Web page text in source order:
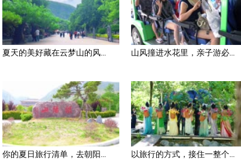
夏天的美好藏在云梦山的风... 山风撞进水花里，亲子游必...
你的夏日旅行清单，去朝阳... 以旅行的方式，接住一整个...